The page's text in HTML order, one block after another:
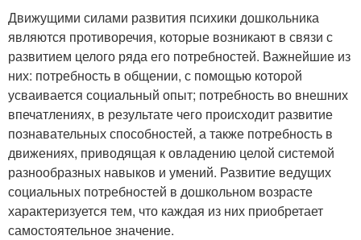
Движущими силами развития психики дошкольника
являются противоречия, которые возникают в связи с
развитием целого ряда его потребностей. Важнейшие из
них: потребность в общении, с помощью которой
усваивается социальный опыт; потребность во внешних
впечатлениях, в результате чего происходит развитие
познавательных способностей, а также потребность в
движениях, приводящая к овладению целой системой
разнообразных навыков и умений. Развитие ведущих
социальных потребностей в дошкольном возрасте
характеризуется тем, что каждая из них приобретает
самостоятельное значение.